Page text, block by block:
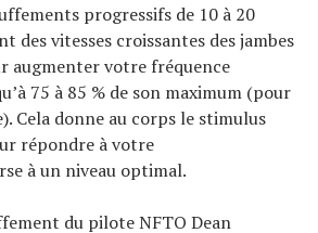
progressifs de 10 à 20
des vitesses croissantes des jambes
augmenter votre fréquence
75 à 85 % de son maximum (pour
Cela donne au corps le stimulus
répondre à votre
à un niveau optimal.
du pilote NFTO Dean